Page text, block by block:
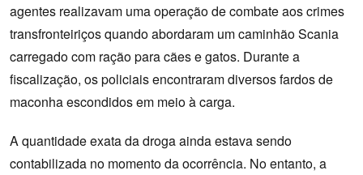
agentes realizavam uma operação de combate aos crimes
transfronteiriços quando abordaram um caminhão Scania
carregado com ração para cães e gatos. Durante a
fiscalização, os policiais encontraram diversos fardos de
maconha escondidos em meio à carga.
A quantidade exata da droga ainda estava sendo
contabilizada no momento da ocorrência. No entanto, a